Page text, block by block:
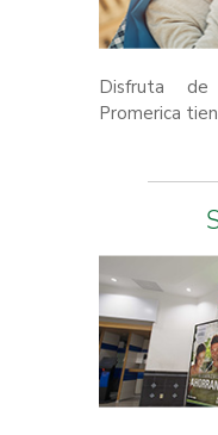
Disfruta
Promerica